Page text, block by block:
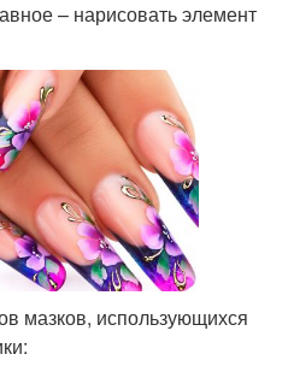
– нарисовать элемент
мазков, использующихся